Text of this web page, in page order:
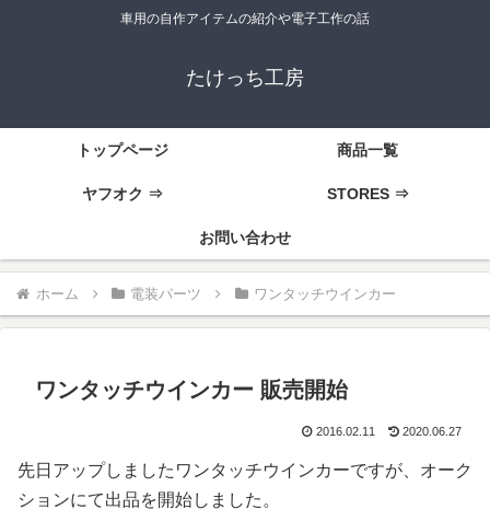
車用の自作アイテムの紹介や電子工作の話
たけっち工房
トップページ 商品一覧
ヤフオク ⇒ STORES ⇒
お問い合わせ
ホーム 電装パーツ ワンタッチウインカー
ワンタッチウインカー 販売開始
2016.02.11 2020.06.27
先日アップしましたワンタッチウインカーですが、オーク
ションにて出品を開始しました。